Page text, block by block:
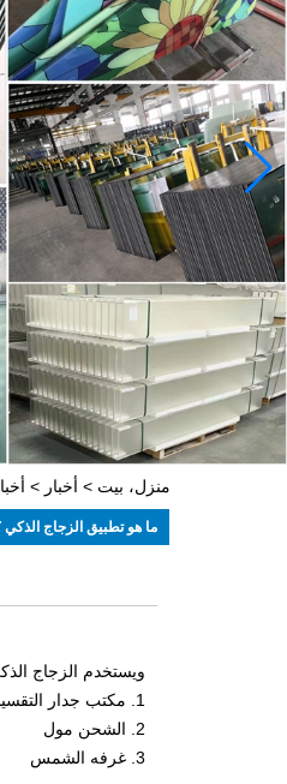
منزل، بيت > أخبار >
ما هو تطبيق الزجاج الذكي
ويستخدم الزجاج
1. مكتب جدار التقسيم
2. الشحن مول
3. غرفه الشمس